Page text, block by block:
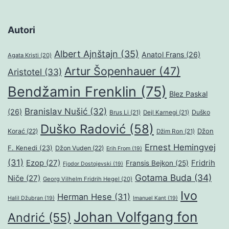
Autori
Agata Kristi (20) Albert Ajnštajn (35) Anatol Frans (26)
Aristotel (33) Artur Šopenhauer (47)
Bendžamin Frenklin (75) Blez Paskal
(26) Branislav Nušić (32) Brus Li (21) Dejl Karnegi (21) Duško
Korać (22) Duško Radović (58) Džim Ron (21) Džon
F. Kenedi (23) Džon Vuden (22) Erih From (19) Ernest Hemingvej
(31) Ezop (27) Fjodor Dostojevski (19) Fransis Bejkon (25) Fridrih
Niče (27) Georg Vilhelm Fridrih Hegel (20) Gotama Buda (34)
Halil Džubran (19) Herman Hese (31) Imanuel Kant (19)
Ivo
Andrić (55) Johan Volfgang fon